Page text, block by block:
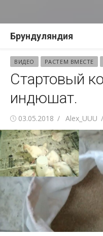
содержимому
Брундуляндия
ВИДЕО РАСТЕМ ВМЕСТЕ
Стартовый
индюшат.
Опубликовано
03.05.2018 Автор
Alex_UUU